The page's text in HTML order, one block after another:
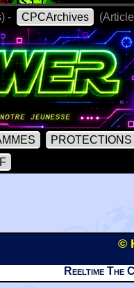
- CPCArchives
PROTECTIONS
©
Reeltime The